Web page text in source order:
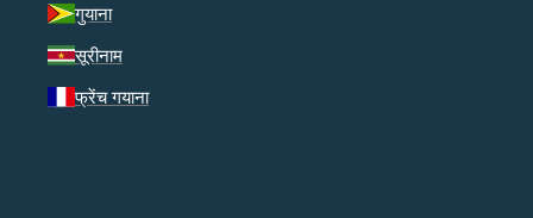
गुयाना
सूरीनाम
फ्रेंच गयाना